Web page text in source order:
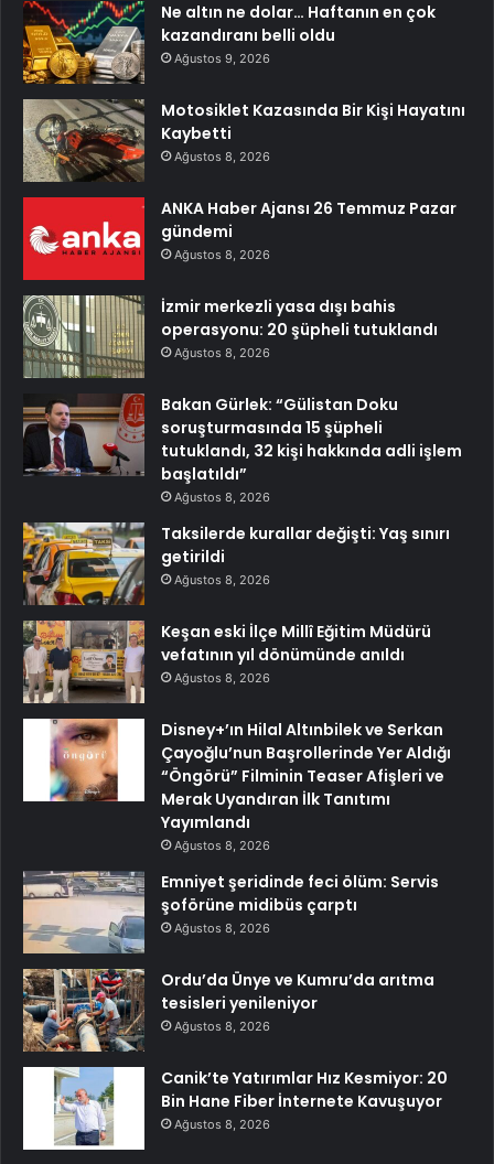
Ne altın ne dolar… Haftanın en çok
kazandıranı belli oldu
Ağustos 9, 2026
Motosiklet Kazasında Bir Kişi Hayatını
Kaybetti
Ağustos 8, 2026
ANKA Haber Ajansı 26 Temmuz Pazar
gündemi
Ağustos 8, 2026
İzmir merkezli yasa dışı bahis
operasyonu: 20 şüpheli tutuklandı
Ağustos 8, 2026
Bakan Gürlek: “Gülistan Doku
soruşturmasında 15 şüpheli
tutuklandı, 32 kişi hakkında adli işlem
başlatıldı”
Ağustos 8, 2026
Taksilerde kurallar değişti: Yaş sınırı
getirildi
Ağustos 8, 2026
Keşan eski İlçe Millî Eğitim Müdürü
vefatının yıl dönümünde anıldı
Ağustos 8, 2026
Disney+’ın Hilal Altınbilek ve Serkan
Çayoğlu’nun Başrollerinde Yer Aldığı
“Öngörü” Filminin Teaser Afişleri ve
Merak Uyandıran İlk Tanıtımı
Yayımlandı
Ağustos 8, 2026
Emniyet şeridinde feci ölüm: Servis
şoförüne midibüs çarptı
Ağustos 8, 2026
Ordu’da Ünye ve Kumru’da arıtma
tesisleri yenileniyor
Ağustos 8, 2026
Canik’te Yatırımlar Hız Kesmiyor: 20
Bin Hane Fiber İnternete Kavuşuyor
Ağustos 8, 2026